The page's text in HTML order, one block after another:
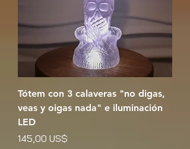
Tótem con 3 calaveras "no digas,
veas y oigas nada" e iluminación
LED
Precio
145,00 US$